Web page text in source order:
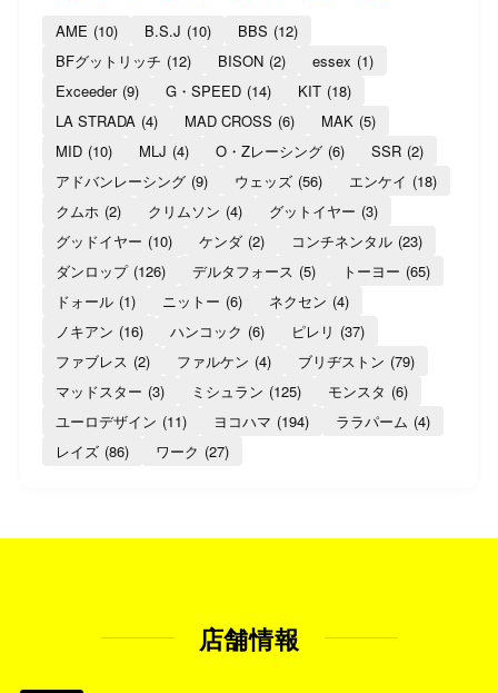
AME (10) B.S.J (10) BBS (12)
BFグットリッチ (12) BISON (2) essex (1)
Exceeder (9) G・SPEED (14) KIT (18)
LA STRADA (4) MAD CROSS (6) MAK (5)
MID (10) MLJ (4) O・Zレーシング (6) SSR (2)
アドバンレーシング (9) ウェッズ (56) エンケイ (18)
クムホ (2) クリムソン (4) グットイヤー (3)
グッドイヤー (10) ケンダ (2) コンチネンタル (23)
ダンロップ (126) デルタフォース (5) トーヨー (65)
ドォール (1) ニットー (6) ネクセン (4)
ノキアン (16) ハンコック (6) ピレリ (37)
ファブレス (2) ファルケン (4) ブリヂストン (79)
マッドスター (3) ミシュラン (125) モンスタ (6)
ユーロデザイン (11) ヨコハマ (194) ララパーム (4)
レイズ (86) ワーク (27)
店舗情報